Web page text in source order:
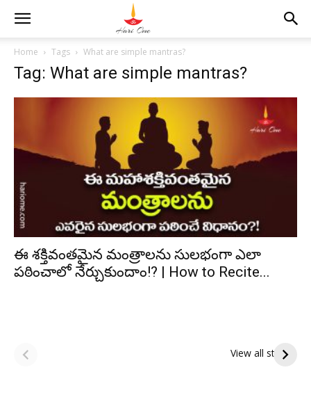
Home Tags What are simple mantras?
Tag: What are simple mantras?
ఈ శక్తివంతమైన మంత్రాలను సులభంగా ఎలా
పఠించాలో నేర్చుకుందాం!? | How to Recite...
View all stories
పితృదేవతల ఆశీర్వాదం
ఇంద్రకీలాద్రి గిరి ప్రదక్షిణ